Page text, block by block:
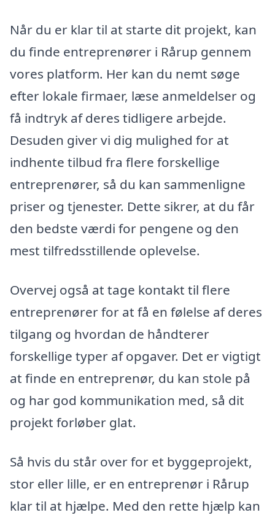
Når du er klar til at starte dit projekt, kan
du finde entreprenører i Rårup gennem
vores platform. Her kan du nemt søge
efter lokale firmaer, læse anmeldelser og
få indtryk af deres tidligere arbejde.
Desuden giver vi dig mulighed for at
indhente tilbud fra flere forskellige
entreprenører, så du kan sammenligne
priser og tjenester. Dette sikrer, at du får
den bedste værdi for pengene og den
mest tilfredsstillende oplevelse.
Overvej også at tage kontakt til flere
entreprenører for at få en følelse af deres
tilgang og hvordan de håndterer
forskellige typer af opgaver. Det er vigtigt
at finde en entreprenør, du kan stole på
og har god kommunikation med, så dit
projekt forløber glat.
Så hvis du står over for et byggeprojekt,
stor eller lille, er en entreprenør i Rårup
klar til at hjælpe. Med den rette hjælp kan